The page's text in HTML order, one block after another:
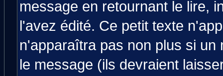
message en retournant le lire,
l'avez édité. Ce petit texte
n'apparaîtra pas non plus si
le message (ils devraient